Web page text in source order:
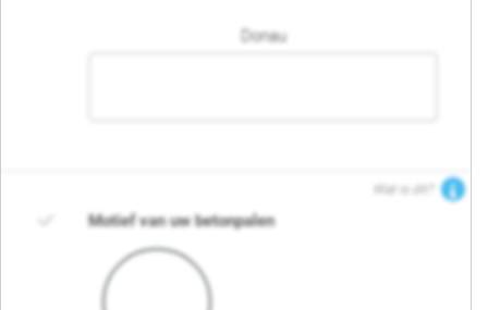
Donau
Wat is dit?
Motief van uw betonpalen